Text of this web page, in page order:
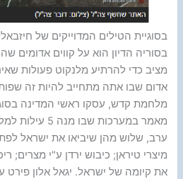
בסוגיית הטילים המדוייקים של
בסוריה הדיון הוא על קווים
מציב כדי להרתיע מלנקוט פעולות
אדום שבו אתה מתחייב להיות זה
מלחמת קדש, עסקו ראשי המדינה
מאמר במערכות
ערב, שלוש מהן שיביאו את ישראל
מיצרי טיראן; כיבוש ירדן ע"י מצרים;
את קיומה של ישראל. יגאל אלון